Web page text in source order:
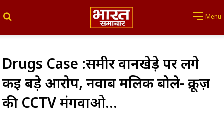
Menu
Drugs Case :समीर वानखेड़े पर लगे
कई बड़े आरोप, नवाब मलिक बोले- क्रूज़
की CCTV मंगवाओ…